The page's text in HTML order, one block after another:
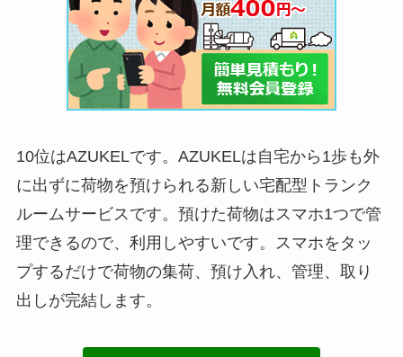
10位はAZUKELです。AZUKELは自宅から1歩も外
に出ずに荷物を預けられる新しい宅配型トランク
ルームサービスです。預けた荷物はスマホ1つで管
理できるので、利用しやすいです。スマホをタッ
プするだけで荷物の集荷、預け入れ、管理、取り
出しが完結します。